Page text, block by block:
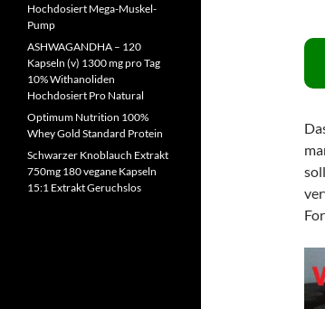
Hochdosiert Mega-Muskel-
Pump
ASHWAGANDHA – 120
Kapseln (v) 1300 mg pro Tag
10% Withanoliden
Hochdosiert Pro Natural
Optimum Nutrition 100%
Whey Gold Standard Protein
Schwarzer Knoblauch Extrakt
750mg 180 vegane Kapseln
15:1 Extrakt Geruchslos